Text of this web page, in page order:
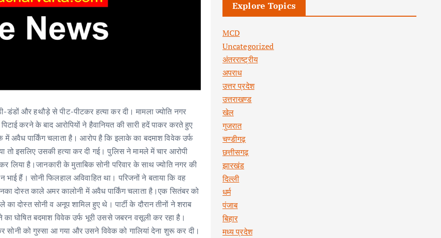
और हथौड़े से पीट-पीटकर हत्या कर दी। मामला ज्योति नगर
करने के बाद आरोपियों ने हैवानियत की सारी हदें पाकर करते हुए
में अवैध पार्किंग चलाता है। आरोप है कि इलाके का बदमाश विवेक उर्फ
तो इसलिए उसकी हत्या कर दी गई। पुलिस ने मामले में चार आरोपी
लिया है।जानकारी के मुताबिक सोनी परिवार के साथ ज्योति नगर की
भाई हैं। सोनी फिलहाल अविवाहित था। परिजनों ने बताया कि वह
दोस्त काले अमर कालोनी में अवैध पार्किंग चलाता है।एक सितंबर को
दोस्त सोनी व अनूप शामिल हुए थे। पार्टी के दौरान तीनों ने शराब
घोषित बदमाश विवेक उर्फ भूरी उससे जबरन वसूली कर रहा है।
सोनी को गुस्सा आ गया और उसने विवेक को गालियां देना शुरू कर दी।
Explore Topics
MCD
Uncategorized
अंतरराष्ट्रीय
अपराध
उत्तर प्रदेश
उत्तराखण्ड
खेल
गुजरात
चण्डीगढ़
छत्तीसगढ़
झारखंड
दिल्ली
धर्म
पंजाब
बिहार
मध्य प्रदेश